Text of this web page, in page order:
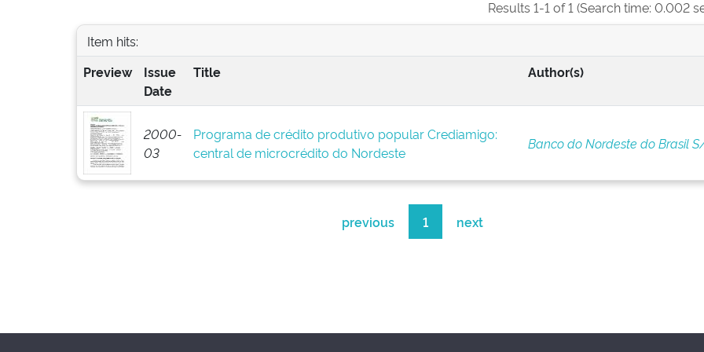
Results 1-1 of 1 (Search time: 0.002
Item hits:
Preview
Issue
Date
Title Author(s)
2000-
03
Programa de crédito produtivo popular Crediamigo:
central de microcrédito do Nordeste
Banco do Nordeste do Brasil
previous 1 next